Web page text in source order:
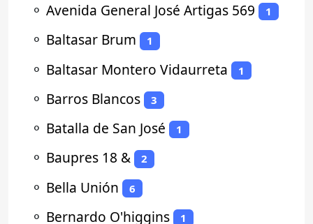
⚬ Avenida General José Artigas 569 1
⚬ Baltasar Brum 1
⚬ Baltasar Montero Vidaurreta 1
⚬ Barros Blancos 3
⚬ Batalla de San José 1
⚬ Baupres 18 & 2
⚬ Bella Unión 6
⚬ Bernardo O'higgins 1